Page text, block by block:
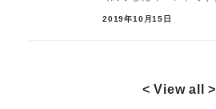
2019年10月15日
< View all >